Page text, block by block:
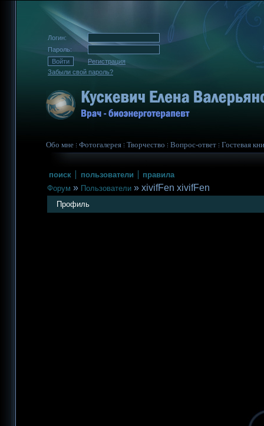
Логин:
Пароль:
Регистрация
Забыли свой пароль?
Обо мне Фотогалерея Творчество Вопрос-ответ Гостевая
поиск пользователи
правила
Форум » Пользователи » xivifFen xivifFen
Профиль